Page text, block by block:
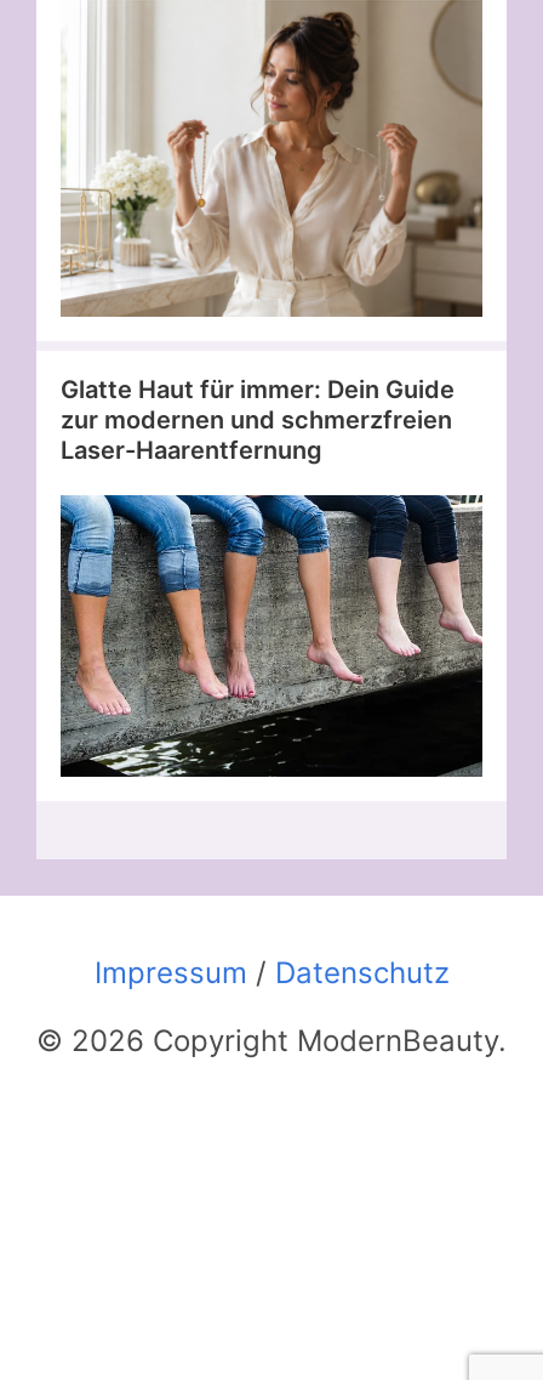
Glatte Haut für immer: Dein Guide
zur modernen und schmerzfreien
Laser-Haarentfernung
Impressum / Datenschutz
© 2026 Copyright ModernBeauty.